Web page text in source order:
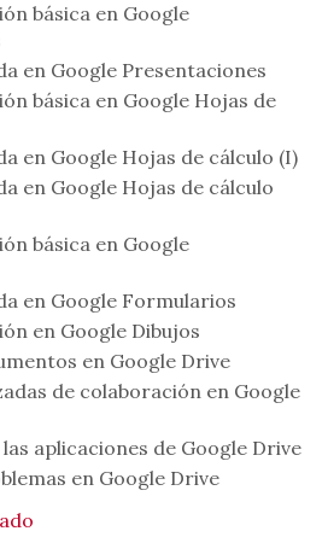
básica en Google
en Google Presentaciones
básica en Google Hojas de
en Google Hojas de cálculo (I)
en Google Hojas de cálculo
básica en Google
en Google Formularios
en Google Dibujos
en Google Drive
de colaboración en Google
aplicaciones de Google Drive
en Google Drive